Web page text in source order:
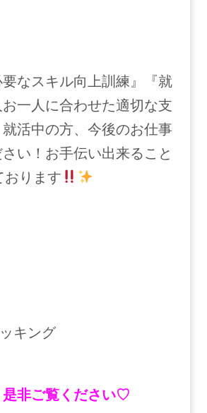
なスキル向上訓練』『就
一人に合わせた適切な支
活中の方、今後のお仕事
い！お手伝い出来ること
ります
キング
是非ご覧ください♡